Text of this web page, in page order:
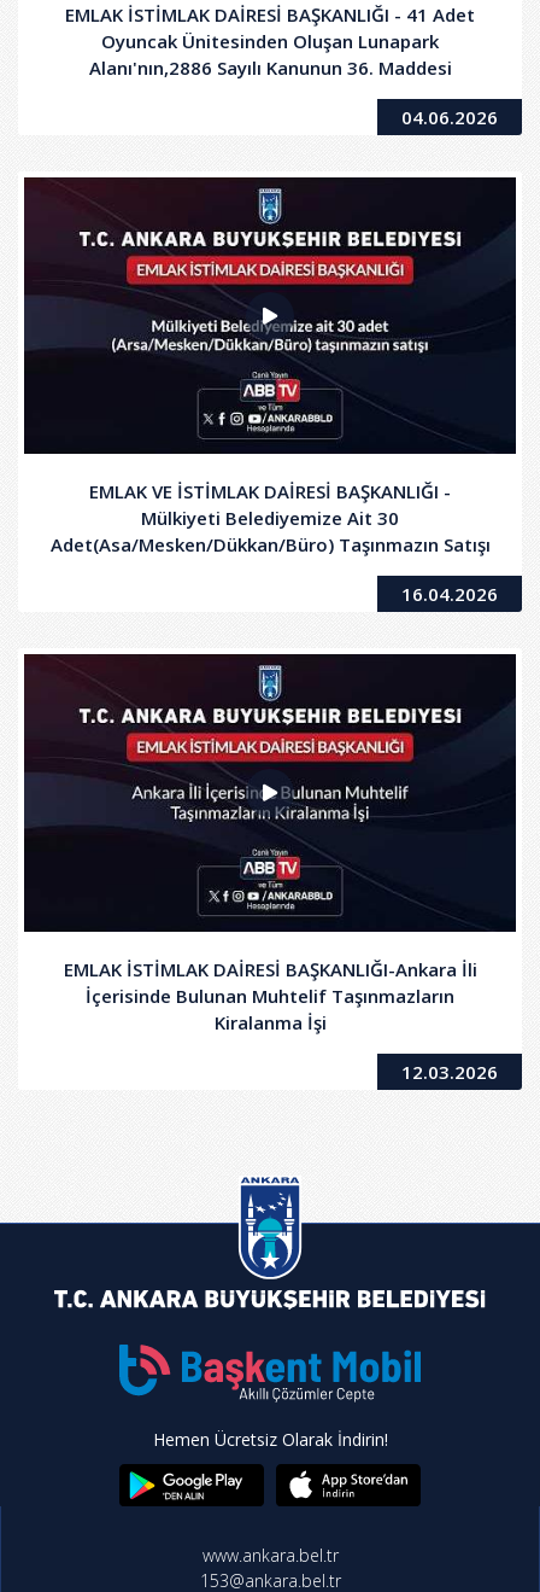
EMLAK İSTİMLAK DAİRESİ BAŞKANLIĞI - 41 Adet
Oyuncak Ünitesinden Oluşan Lunapark
Alanı'nın,2886 Sayılı Kanunun 36. Maddesi
Gereğince Kapalı Teklif Usulü ile1 Yıl Süre ile
04.06.2026
EMLAK VE İSTİMLAK DAİRESİ BAŞKANLIĞI -
Mülkiyeti Belediyemize Ait 30
Adet(Asa/Mesken/Dükkan/Büro) Taşınmazın Satışı
16.04.2026
EMLAK İSTİMLAK DAİRESİ BAŞKANLIĞI-Ankara İli
İçerisinde Bulunan Muhtelif Taşınmazların
Kiralanma İşi
12.03.2026
Hemen Ücretsiz Olarak İndirin!
www.ankara.bel.tr
153@ankara.bel.tr